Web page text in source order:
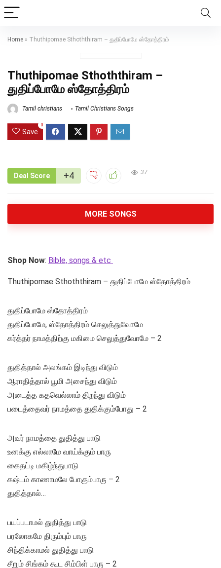
Home » Thuthipomae Sthoththiram – துதிப்போமே ஸ்தோத்திரம்
Thuthipomae Sthoththiram –
துதிப்போமே ஸ்தோத்திரம்
Tamil christians Tamil Christians Songs
Save
0
Deal Score +4 37
MORE SONGS
Shop Now: Bible, songs & etc
Thuthipomae Sthoththiram – துதிப்போமே ஸ்தோத்திரம்
துதிப்போமே ஸ்தோத்திரம்
துதிப்போமே, ஸ்தோத்திரம் செலுத்துவோமே
கர்த்தர் நாமத்திற்கு மகிமை செலுத்துவோமே – 2
துதித்தால் அலங்கம் இடிந்து விடும்
ஆராதித்தால் பூமி அசைந்து விடும்
அடைத்த கதவெல்லாம் திறந்து விடும்
படைத்தைவர் நாமத்தை துதிக்கும்போது – 2
அவர் நாமத்தை துதித்து பாடு
உனக்கு எல்லாமே வாய்க்கும் பாரு
கைதட்டி மகிழ்ந்துபாடு
கஷ்டம் காணாமலே போகும்பாரு – 2
துதித்தால்…
பயப்படாமல் துதித்து பாடு
பரலோகமே திரும்பும் பாரு
சிந்திக்காமல் துதித்து பாடு
சீறும் சிங்கம் கூட சிம்பிள் பாரு – 2